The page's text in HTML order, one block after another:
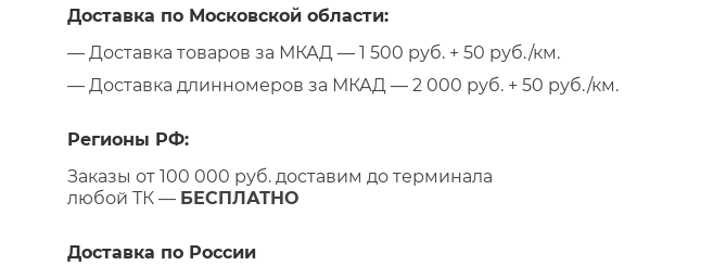
Доставка по Московской области:
— Доставка товаров за МКАД — 1 500 руб. + 50 руб./км.
— Доставка длинномеров за МКАД — 2 000 руб. + 50 руб./км.
Регионы РФ:
Заказы от 100 000 руб. доставим до терминала
любой ТК — БЕСПЛАТНО
Доставка по России